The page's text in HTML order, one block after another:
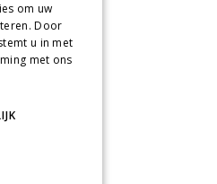
09:00 - 18:00
09:00 - 18:00
09:00 - 17:00
om uw
Door
u in met
met ons